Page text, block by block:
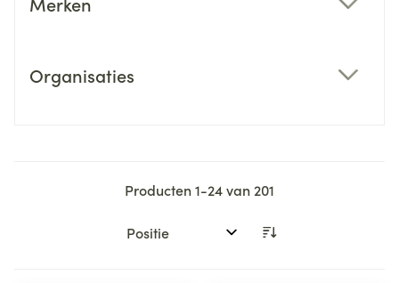
Organisaties
Producten1-24van 201
Sorteer op: